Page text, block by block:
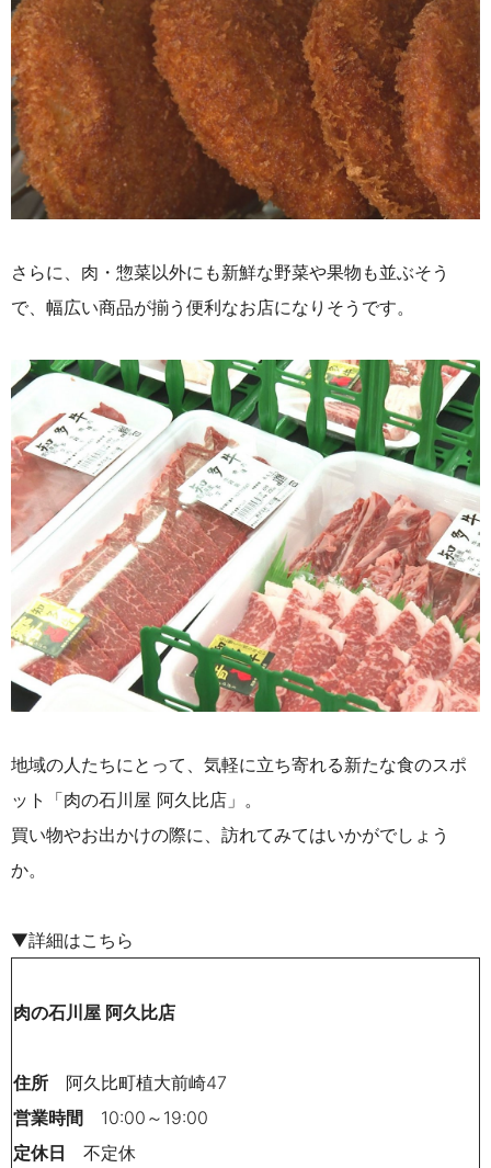
さらに、肉・惣菜以外にも新鮮な野菜や果物も並ぶそう
で、幅広い商品が揃う便利なお店になりそうです。
地域の人たちにとって、気軽に立ち寄れる新たな食のスポ
ット「肉の石川屋 阿久比店」。
買い物やお出かけの際に、訪れてみてはいかがでしょう
か。
▼詳細はこちら
肉の石川屋 阿久比店
住所 阿久比町植大前崎47
営業時間 10:00～19:00
定休日 不定休